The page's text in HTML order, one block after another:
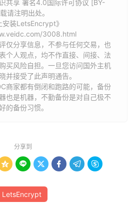
共享 署名4.0国际许可协议 [BY-
请注明出处。
装LetsEncrypt》
3008.html
仅分享信息，不参与任何交易，也
个人观点，均不作直接、间接、法
买风险自担。一旦您访问国外主机
并接受了此声明通告。
商家都有倒闭和跑路的可能，备份
也是机器，不勤备份是对自己极不
的备份习惯。
分享到
     
LetsEncrypt